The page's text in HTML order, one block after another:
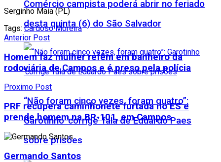
Comércio campista poderá abrir no feriado
desta quinta (6) do São Salvador
“Não foram cinco vezes, foram quatro”:
Garotinho ‘corrige’ fala de Eduardo Paes
sobre prisões
Serginho Maia (PL)
Tags: Cardoso Moreira
Anterior Post
Homem faz mulher refém em banheiro da
rodoviária de Campos e é preso pela polícia
Proximo Post
PRF recupera caminhonete furtada no ES e
prende homem na BR-101, em Campos
Germando Santos